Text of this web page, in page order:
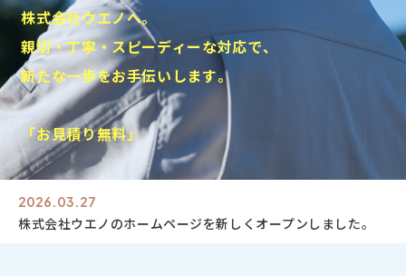
株式会社ウエノへ。
親切・丁寧・ スピーディーな対応で、
新たな一歩をお手伝い します。
「お見積り無料」
2026.03.27
株式会社ウエノのホームページを新しくオープンしました。